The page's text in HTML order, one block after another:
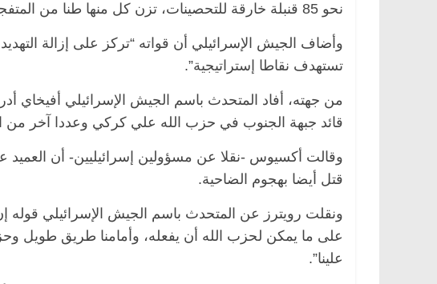
نحو 85 قنبلة خارقة للتحصينات، تزن كل منها طنا من المتفجرات، لاغتيال نصر الله.
وأضاف الجيش الإسرائيلي أن قواته “تركز على إزالة
تستهدف نقاطا إستراتيجية”.
من جهته، أفاد المتحدث باسم الجيش الإسرائيلي أفيخاي
قائد جبهة الجنوب في حزب الله علي كركي وعددا آخر من
وقالت أكسيوس -نقلا عن مسؤولين إسرائيليين- أن العميد
قتل أيضا بهجوم الضاحية.
ونقلت رويترز عن المتحدث باسم الجيش الإسرائيلي قوله إن
على ما يمكن لحزب الله أن يفعله، وأمامنا طريق طويل
علينا”.